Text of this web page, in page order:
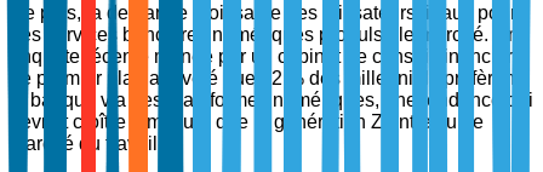
De plus, la demande croissante des utilisateurs finaux pour
des services bancaires numériques propulse le marché. Une
enquête récente menée par un cabinet de conseil financier
de premier plan a révélé que 72 % des millennials préfèrent
la banque via des plateformes numériques, une tendance qui
devrait croître à mesure que la génération Z entre sur le
marché du travail.